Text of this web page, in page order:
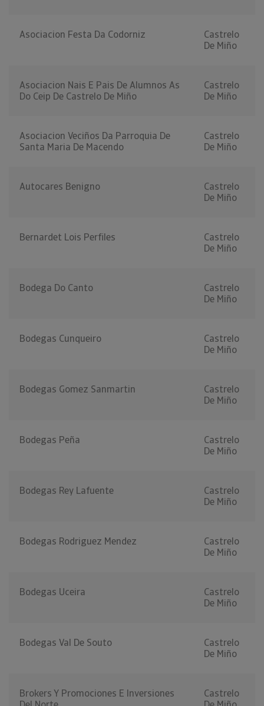
Asociacion Festa Da Codorniz
Castrelo
De Miño
Asociacion Nais E Pais De Alumnos As
Do Ceip De Castrelo De Miño
Castrelo
De Miño
Asociacion Veciños Da Parroquia De
Santa Maria De Macendo
Castrelo
De Miño
Autocares Benigno
Castrelo
De Miño
Bernardet Lois Perfiles
Castrelo
De Miño
Bodega Do Canto
Castrelo
De Miño
Bodegas Cunqueiro
Castrelo
De Miño
Bodegas Gomez Sanmartin
Castrelo
De Miño
Bodegas Peña
Castrelo
De Miño
Bodegas Rey Lafuente
Castrelo
De Miño
Bodegas Rodriguez Mendez
Castrelo
De Miño
Bodegas Uceira
Castrelo
De Miño
Bodegas Val De Souto
Castrelo
De Miño
Brokers Y Promociones E Inversiones
Castrelo